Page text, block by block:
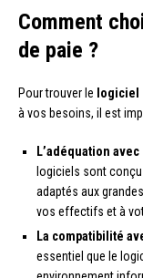
Comment
de paie ?
Pour trouver le logiciel
à vos besoins, il est
L’adéquation
logiciels sont
adaptés aux
vos effectifs et à
La compatibilité
essentiel que le